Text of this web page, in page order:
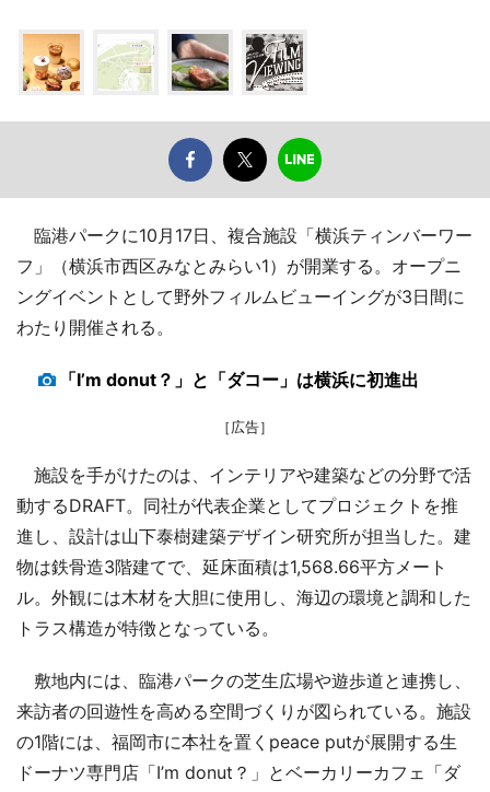
臨港パークに10月17日、複合施設「横浜ティンバーワー
フ」（横浜市西区みなとみらい1）が開業する。オープニ
ングイベントとして野外フィルムビューイングが3日間に
わたり開催される。
「I’m donut？」と「ダコー」は横浜に初進出
［広告］
施設を手がけたのは、インテリアや建築などの分野で活
動するDRAFT。同社が代表企業としてプロジェクトを推
進し、設計は山下泰樹建築デザイン研究所が担当した。建
物は鉄骨造3階建てで、延床面積は1,568.66平方メート
ル。外観には木材を大胆に使用し、海辺の環境と調和した
トラス構造が特徴となっている。
敷地内には、臨港パークの芝生広場や遊歩道と連携し、
来訪者の回遊性を高める空間づくりが図られている。施設
の1階には、福岡市に本社を置くpeace putが展開する生
ドーナツ専門店「I’m donut？」とベーカリーカフェ「ダ